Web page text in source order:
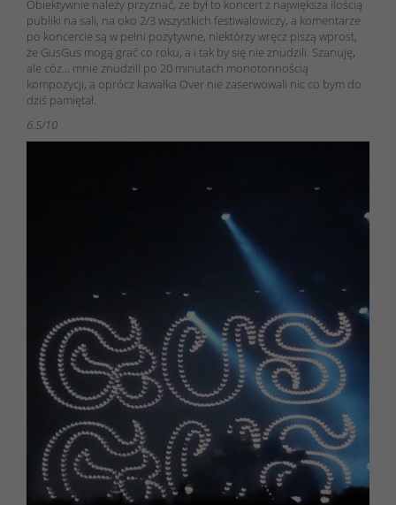
Obiektywnie należy przyznać, że był to koncert z największa ilością
publiki na sali, na oko 2/3 wszystkich festiwalowiczy, a komentarze
po koncercie są w pełni pozytywne, niektórzy wręcz piszą wprost,
że GusGus mogą grać co roku, a i tak by się nie znudzili. Szanuję,
ale cóż… mnie znudzili po 20 minutach monotonnością
kompozycji, a oprócz kawałka Over nie zaserwowali nic co bym do
dziś pamiętał.
6.5/10